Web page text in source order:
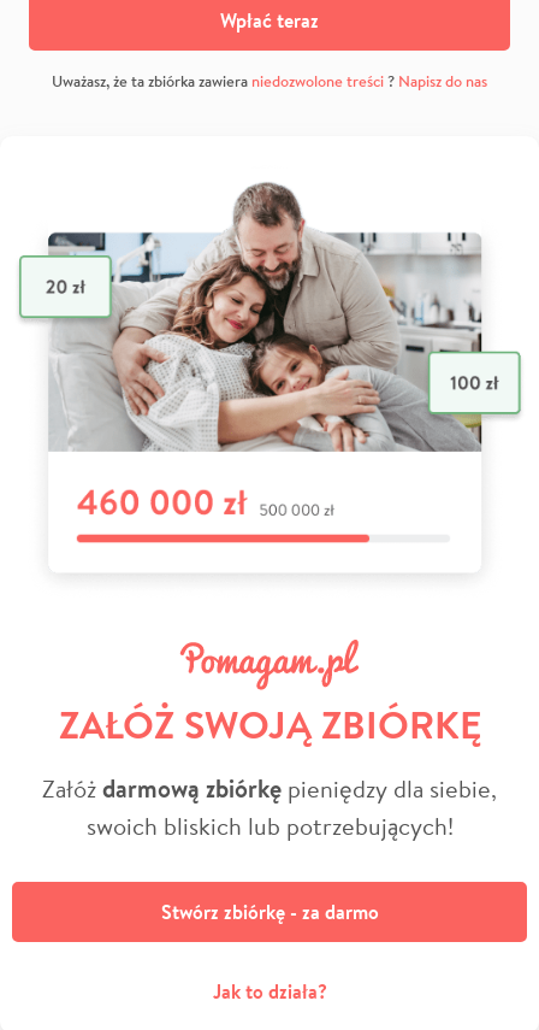
Wpłać teraz
Uważasz, że ta zbiórka zawiera niedozwolone treści? Napisz do nas
ZAŁÓŻ SWOJĄ ZBIÓRKĘ
Załóżdarmową zbiórkę pieniędzy dla siebie,
swoich bliskich lub potrzebujących!
Stwórz zbiórkę - za darmo
Jak to działa?